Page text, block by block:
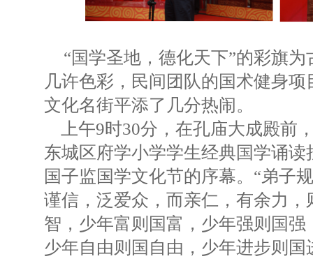
“国学圣地，德化天下”的彩旗
几许色彩，民间团队的国术健身
文化名街平添了几分热闹。
上午9时30分，在孔庙大成殿前
东城区府学小学学生经典国学诵
国子监国学文化节的序幕。“弟子
谨信，泛爱众，而亲仁，有余力
智，少年富则国富，少年强则国
少年自由则国自由，少年进步则